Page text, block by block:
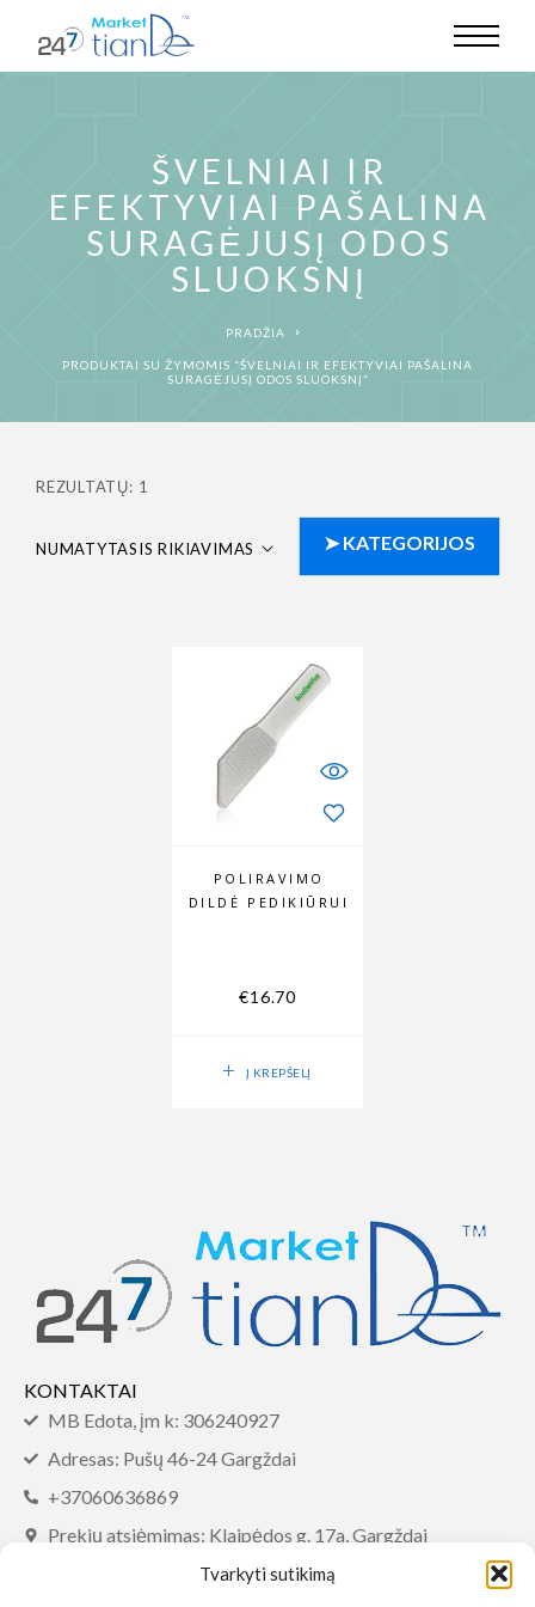
Tvarkyti sutikimą
ŠVELNIAI IR
EFEKTYVIAI PAŠALINA
SURAGĖJUSĮ ODOS
SLUOKSNĮ
PRADŽIA
PRODUKTAI SU ŽYMOMIS “ŠVELNIAI IR EFEKTYVIAI PAŠALINA
SURAGĖJUSĮ ODOS SLUOKSNĮ”
REZULTATŲ: 1
NUMATYTASIS RIKIAVIMAS
Į KREPŠELĮ
POLIRAVIMO
DILDĖ PEDIKIŪRUI
€16.70
KONTAKTAI
MB Edota, įm k: 306240927
Adresas: Pušų 46-24 Gargždai
+37060636869
Prekių atsiėmimas: Klaipėdos g. 17a, Gargždai
info@tiandemarket.com